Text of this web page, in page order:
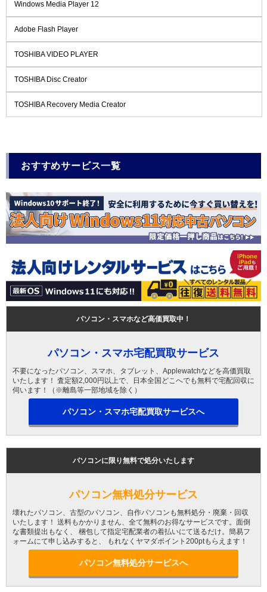
Windows Media Player 12
Adobe Flash Player
TOSHIBA VIDEO PLAYER
TOSHIBA Disc Creator
TOSHIBA Recovery Media Creator
おすすめサービス一覧
パソコン・スマホなど高価買取中！
パソコン・スマホ宅配買取サービス
不要になったパソコン、スマホ、タブレット、Applewatchなどを高価買取
いたします！ 査定額2,000円以上で、日本全国どこへでも無料で宅配回収に
伺います！（※離島等一部地域を除く）
パソコン・スマホ宅配買取サービスへ
パソコンに限り無料で処分いたします
パソコン無料処分サービス
壊れたパソコン、古型のパソコン、自作パソコンも無料処分・廃棄・回収
いたします！ 送料もかかりません、全て無料のお得なサービスです。面倒
な書類提出もなく、 梱包して指定宅配業者の着払いにて送るだけ。簡易フ
ォームにて申し込みすると、 もれなくヤマダポイント200ptもらえます！
パソコン無料処分サービスへ